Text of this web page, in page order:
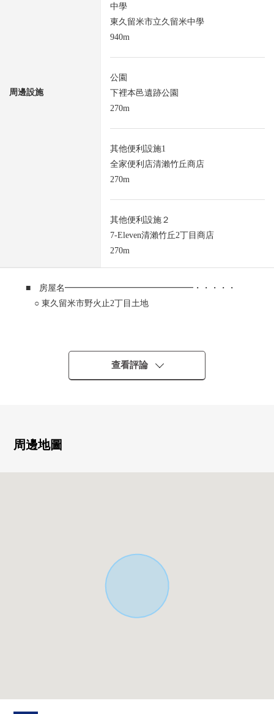
周邊設施
中學
東久留米市立久留米中學
940m
公園
下裡本邑遺跡公園
270m
其他便利設施1
全家便利店清瀨竹丘商店
270m
其他便利設施２
7-Eleven清瀨竹丘2丁目商店
270m
■ 房屋名━━━━━━━━━━━━━━━・・・・・
○ 東久留米市野火止2丁目土地
○ 西武池袋線"清瀨"車站步行18分鐘
■ 推薦重點━━━━━━━━━━━━━━━・・・・・
○ 綠豐富，并且被切身感到自然的居住環境
查看評論
周邊地圖